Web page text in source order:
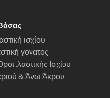
ισχίου
γόνατος
Ισχίου
& Άνω Άκρου